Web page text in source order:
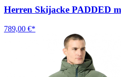
Herren Skijacke PADDED
789,00 €*